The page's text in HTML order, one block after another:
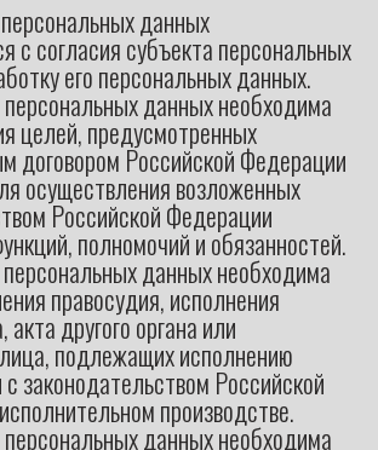
данных
с согласия субъекта персональных
его персональных данных.
данных необходима
целей, предусмотренных
договором Российской Федерации
осуществления возложенных
Российской Федерации
полномочий и обязанностей.
данных необходима
правосудия, исполнения
акта другого органа или
подлежащих исполнению
с законодательством Российской
производстве.
данных необходима